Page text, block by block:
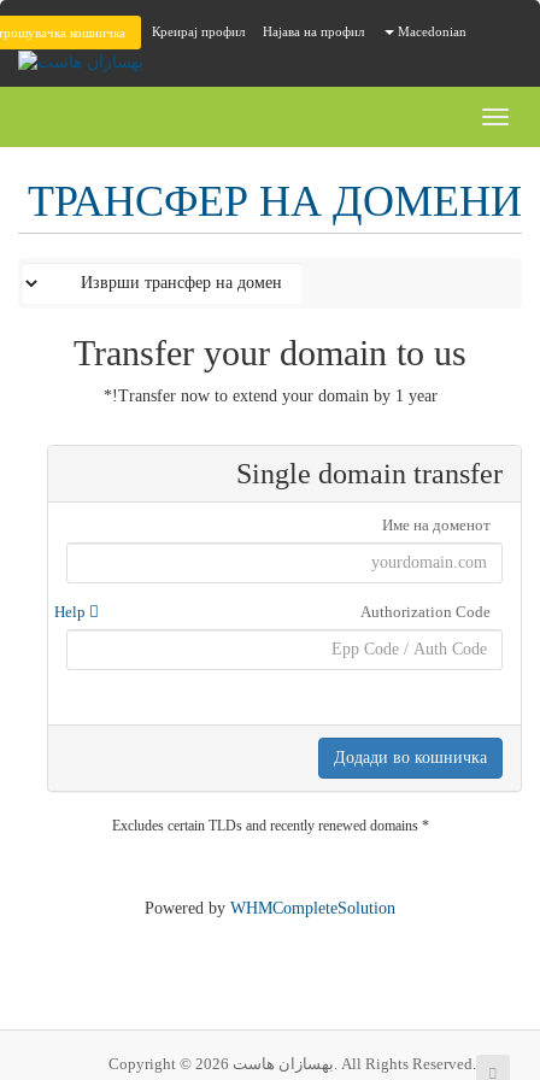
Macedonian
Најава на профил
Креирај профил
кошничка
Toggle
ТРАНСФЕР НА ДОМЕНИ
Transfer your domain to us
Transfer now to extend your domain by 1 year!*
Single domain transfer
Име на доменот
Authorization Code
Додади во кошничка
* Excludes certain TLDs and recently renewed domains
Powered by WHMCompleteSolution
Copyright © 2026 بهسازان هاست. All Rights Reserved.